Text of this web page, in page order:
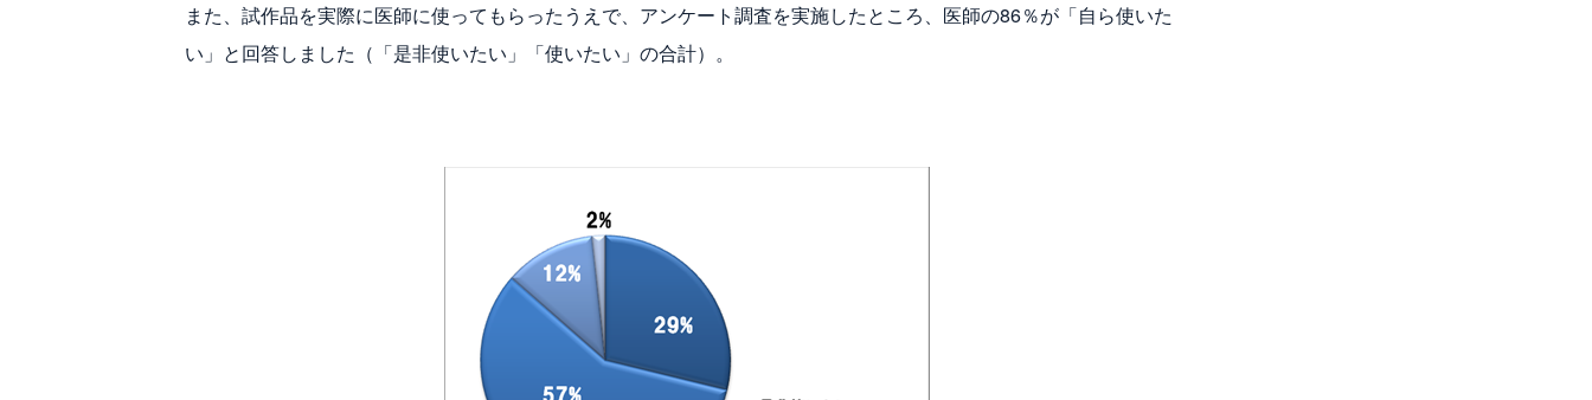
また、試作品を実際に医師に使ってもらったうえで、アンケート調査を実施したところ、医師の86％が「自ら使いた
い」と回答しました（「是非使いたい」「使いたい」の合計）。